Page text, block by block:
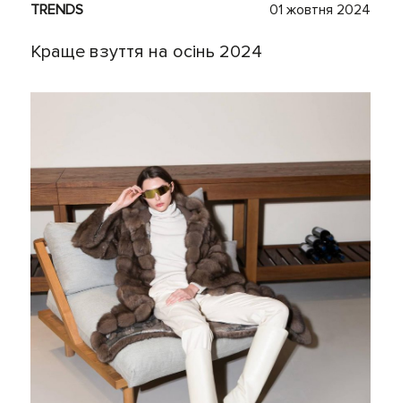
TRENDS 01 жовтня 2024
Краще взуття на осінь 2024